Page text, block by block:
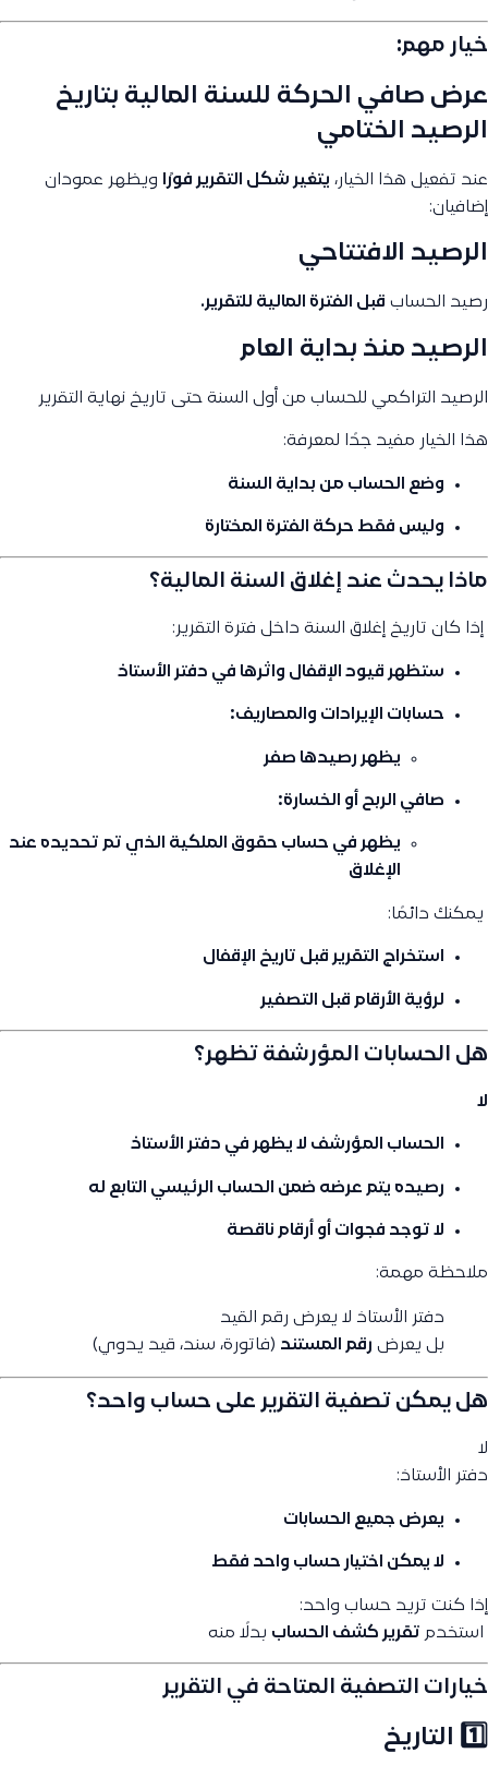
خيار مهم:
عرض صافي الحركة للسنة المالية بتاريخ
الرصيد الختامي
عند تفعيل هذا الخيار، يتغير شكل التقرير فورًا ويظهر عمودان
إضافيان:
الرصيد الافتتاحي
رصيد الحساب قبل الفترة المالية للتقرير.
الرصيد منذ بداية العام
الرصيد التراكمي للحساب من أول السنة حتى تاريخ نهاية التقرير
هذا الخيار مفيد جدًا لمعرفة:
وضع الحساب من بداية السنة
وليس فقط حركة الفترة المختارة
ماذا يحدث عند إغلاق السنة المالية؟
️ إذا كان تاريخ إغلاق السنة داخل فترة التقرير:
ستظهر قيود الإقفال واثرها في دفتر الأستاذ
حسابات الإيرادات والمصاريف:
يظهر رصيدها صفر
صافي الربح أو الخسارة:
يظهر في حساب حقوق الملكية الذي تم تحديده عند
الإغلاق
️ يمكنك دائمًا:
استخراج التقرير قبل تاريخ الإقفال
لرؤية الأرقام قبل التصفير
هل الحسابات المؤرشفة تظهر؟
لا
الحساب المؤرشف لا يظهر في دفتر الأستاذ
رصيده يتم عرضه ضمن الحساب الرئيسي التابع له
لا توجد فجوات أو أرقام ناقصة
ملاحظة مهمة:
دفتر الأستاذ لا يعرض رقم القيد
بل يعرض رقم المستند (فاتورة، سند، قيد يدوي)
هل يمكن تصفية التقرير على حساب واحد؟
لا
دفتر الأستاذ:
يعرض جميع الحسابات
لا يمكن اختيار حساب واحد فقط
إذا كنت تريد حساب واحد:
️ استخدم تقرير كشف الحساب بدلًا منه
خيارات التصفية المتاحة في التقرير
1️⃣ التاريخ